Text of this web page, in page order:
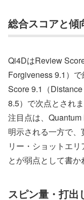
総合スコアと傾
Qi4DはReview
Forgiveness 9.1）
Score 9.1（
8.5）で次点とされま
注目点は、
明示される一方で
リー・ショットエリ
とが弱点として書か
スピン量・打出